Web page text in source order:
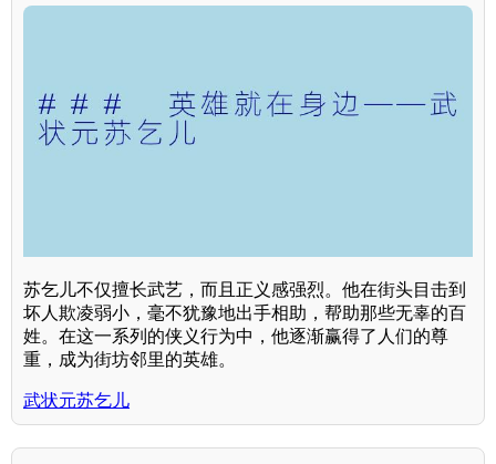
苏乞儿不仅擅长武艺，而且正义感强烈。他在街头目击到
坏人欺凌弱小，毫不犹豫地出手相助，帮助那些无辜的百
姓。在这一系列的侠义行为中，他逐渐赢得了人们的尊
重，成为街坊邻里的英雄。
武状元苏乞儿